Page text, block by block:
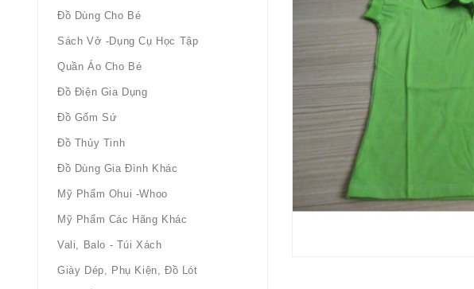
Đồ Dùng Cho Bé
Sách Vở -dụng Cụ Học Tập
Quần Áo Cho Bé
Đồ Điện Gia Dụng
Đồ Gốm Sứ
Đồ Thủy Tinh
Đồ Dùng Gia Đình Khác
Mỹ Phẩm Ohui -whoo
Mỹ Phẩm Các Hãng Khác
Vali, Balo - Túi Xách
Giày Dép, Phụ Kiện, Đồ Lót